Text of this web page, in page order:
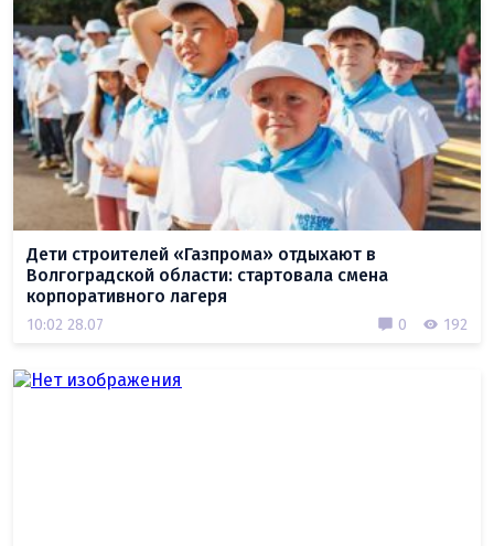
Дети строителей «Газпрома» отдыхают в
Волгоградской области: стартовала смена
корпоративного лагеря
10:02 28.07 0 192